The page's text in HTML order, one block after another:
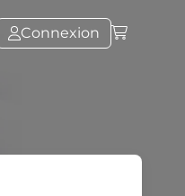
Connexion